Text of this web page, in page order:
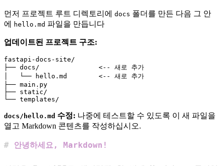
먼저 프로젝트 루트 디렉토리에 docs 폴더를 만든 다음 그 안
에
hello.md 파일을 만듭니다
업데이트된 프로젝트 구조:
fastapi-docs-site/
├── docs/               <-- 새로 추가
│   └── hello.md        <-- 새로 추가
├── main.py
├── static/
docs/hello.md 수정: 나중에 테스트할 수 있도록 이 새 파일을
열고 Markdown 콘텐츠를 작성하십시오.
# 안녕하세요, Markdown!